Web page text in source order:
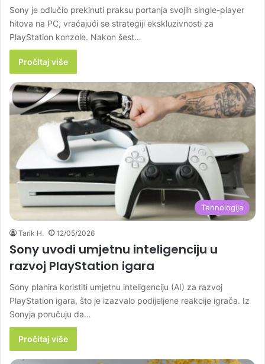
Sony je odlučio prekinuti praksu portanja svojih single-player
hitova na PC, vraćajući se strategiji ekskluzivnosti za
PlayStation konzole. Nakon šest…
Pročitaj više
Tehnologija
Tarik H. 12/05/2026
Sony uvodi umjetnu inteligenciju u
razvoj PlayStation igara
Sony planira koristiti umjetnu inteligenciju (AI) za razvoj
PlayStation igara, što je izazvalo podijeljene reakcije igrača. Iz
Sonyja poručuju da…
Pročitaj više